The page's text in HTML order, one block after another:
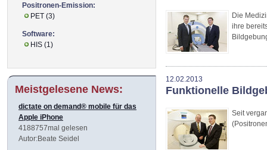
Die
ihre
12.02.2013
Funktionelle
Seit
Positronen-Emission:
PET (3)
Software:
HIS (1)
Meistgelesene News:
dictate on demand® mobile für das
Apple iPhone
4188757mal gelesen
Autor:Beate Seidel